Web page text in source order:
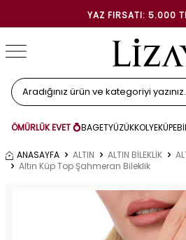
YAZ FIRSATI: 5.000
ÖMÜRLÜK EVET 💍BAGETYÜZÜKKOLYEKÜPE
ANASAYFA ALTIN ALTIN BİLEKLİK
Altın Küp Top Şahmeran Bileklik